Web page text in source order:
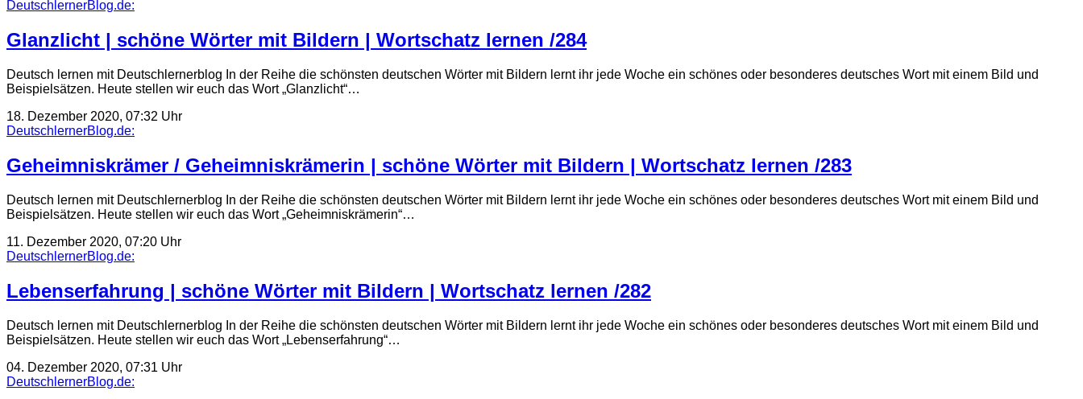
DeutschlernerBlog.de:
Glanzlicht | schöne Wörter mit Bildern | Wortschatz lernen /284
Deutsch lernen mit Deutschlernerblog In der Reihe die schönsten deutschen Wörter mit Bildern lernt ihr jede Woche ein schönes oder besonderes deutsches Wort mit einem Bild und
Beispielsätzen. Heute stellen wir euch das Wort „Glanzlicht“…
18. Dezember 2020, 07:32 Uhr
DeutschlernerBlog.de:
Geheimniskrämer / Geheimniskrämerin | schöne Wörter mit Bildern | Wortschatz lernen /283
Deutsch lernen mit Deutschlernerblog In der Reihe die schönsten deutschen Wörter mit Bildern lernt ihr jede Woche ein schönes oder besonderes deutsches Wort mit einem Bild und
Beispielsätzen. Heute stellen wir euch das Wort „Geheimniskrämerin“…
11. Dezember 2020, 07:20 Uhr
DeutschlernerBlog.de:
Lebenserfahrung | schöne Wörter mit Bildern | Wortschatz lernen /282
Deutsch lernen mit Deutschlernerblog In der Reihe die schönsten deutschen Wörter mit Bildern lernt ihr jede Woche ein schönes oder besonderes deutsches Wort mit einem Bild und
Beispielsätzen. Heute stellen wir euch das Wort „Lebenserfahrung“…
04. Dezember 2020, 07:31 Uhr
DeutschlernerBlog.de: